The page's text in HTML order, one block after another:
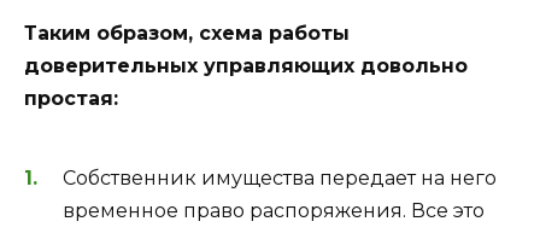
Таким образом, схема работы
доверительных управляющих довольно
простая:
Собственник имущества передает на него
временное право распоряжения. Все это